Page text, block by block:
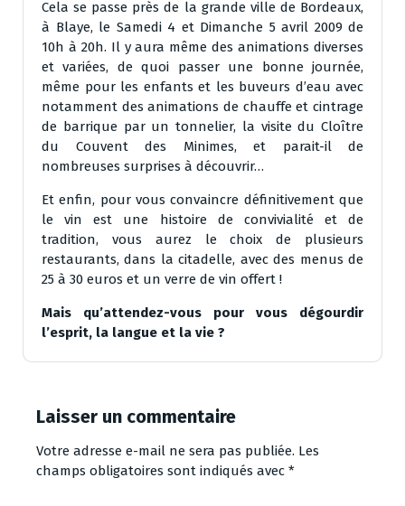
Cela se passe près de la grande ville de Bordeaux,
à Blaye, le Samedi 4 et Dimanche 5 avril 2009 de
10h à 20h. Il y aura même des animations diverses
et variées, de quoi passer une bonne journée,
même pour les enfants et les buveurs d’eau avec
notamment des animations de chauffe et cintrage
de barrique par un tonnelier, la visite du Cloître
du Couvent des Minimes, et parait-il de
nombreuses surprises à découvrir…
Et enfin, pour vous convaincre définitivement que
le vin est une histoire de convivialité et de
tradition, vous aurez le choix de plusieurs
restaurants, dans la citadelle, avec des menus de
25 à 30 euros et un verre de vin offert !
Mais qu’attendez-vous pour vous dégourdir
l’esprit, la langue et la vie ?
Laisser un commentaire
Votre adresse e-mail ne sera pas publiée. Les
champs obligatoires sont indiqués avec *